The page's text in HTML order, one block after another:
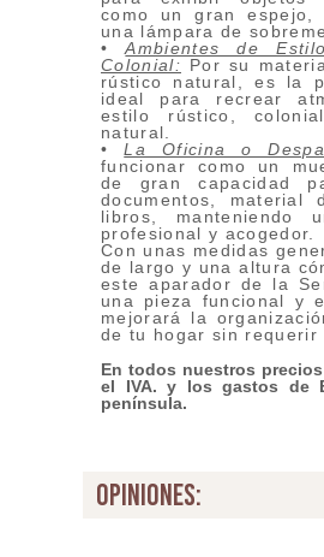
como un gran
una lámpara de
•Ambientes de
Colonial: Por su
rústico natural, es la
ideal para recrear
estilo rústico,
natural.
•La Oficina o
funcionar como un
de gran capacidad
documentos, material
libros, manteniendo
profesional y acogedor.
Con unas medidas
de largo y una altura
este aparador de la
una pieza funcional y
mejorará la
de tu hogar sin requerir
En todos nuestros
el IVA. y los gastos de
península.
opiniones: